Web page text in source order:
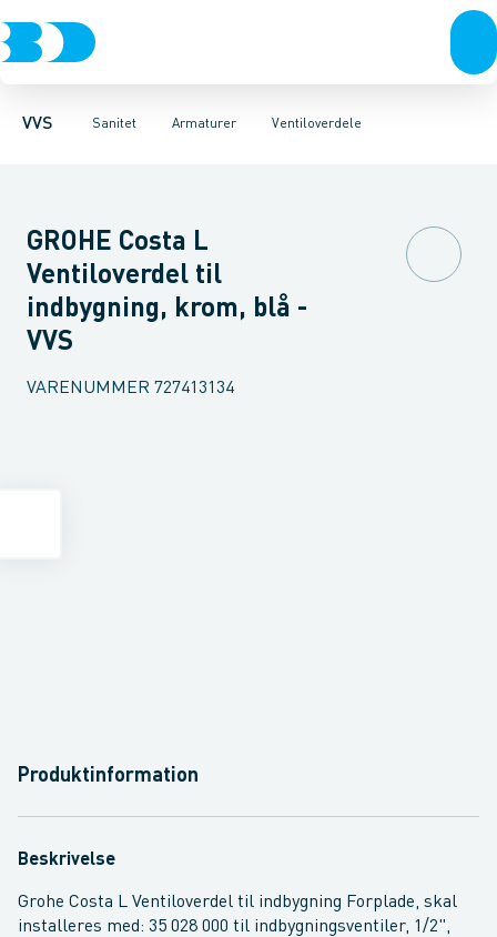
VVS Sanitet
Rør & fittingsPressfittings & rørKuglehaner & ventiler
Armaturer
Toiletter, sæder og cisterner VaskeArmaturer
Ventiloverdele
Køkken armaturer Håndvask armaturerTermostatarmaturer
GROHE Costa L
Ventiloverdel til
indbygning, krom, blå -
VVS
VARENUMMER 727413134
Produktinformation
Beskrivelse
Grohe Costa L Ventiloverdel til indbygning Forplade, skal
installeres med: 35 028 000 til indbygningsventiler, 1/2",